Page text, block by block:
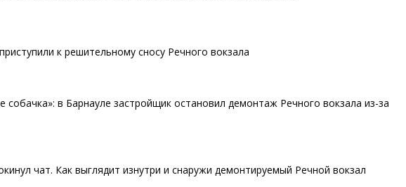
к решительному сносу Речного вокзала
собачка»: в Барнауле застройщик остановил демонтаж Речного вокзала из-за
чат. Как выглядит изнутри и снаружи демонтируемый Речной вокзал